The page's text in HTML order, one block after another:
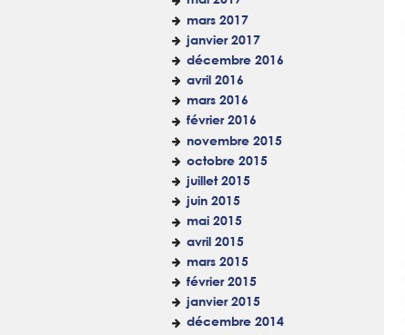
mars 2017
janvier 2017
décembre 2016
avril 2016
mars 2016
février 2016
novembre 2015
octobre 2015
juillet 2015
juin 2015
mai 2015
avril 2015
mars 2015
février 2015
janvier 2015
décembre 2014